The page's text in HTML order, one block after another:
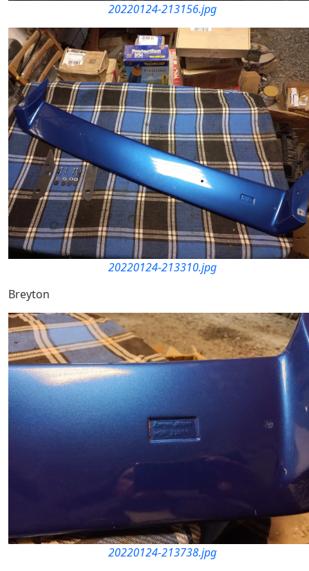
20220124-213156.jpg
20220124-213310.jpg
Breyton
20220124-213738.jpg